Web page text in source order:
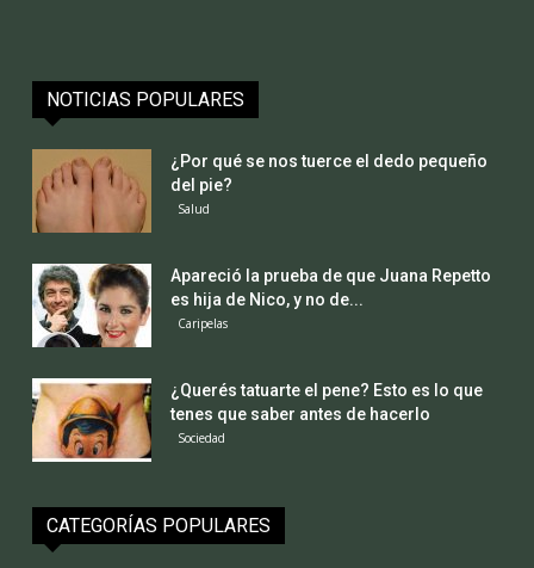
NOTICIAS POPULARES
¿Por qué se nos tuerce el dedo pequeño
del pie?
Salud
Apareció la prueba de que Juana Repetto
es hija de Nico, y no de...
Caripelas
¿Querés tatuarte el pene? Esto es lo que
tenes que saber antes de hacerlo
Sociedad
CATEGORÍAS POPULARES